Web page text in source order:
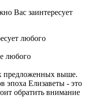
Вас заинтересует
любого
любого
предложенных выше.
эпоха Елизаветы - это
обратить внимание